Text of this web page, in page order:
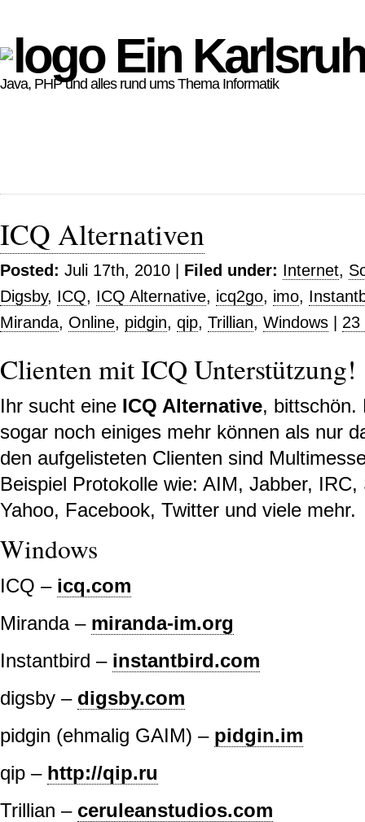
Ein
Java, PHP und alles rund ums Thema Informatik
ICQ Alternativen
Posted: Juli 17th, 2010 | Filed under: Internet,
Digsby, ICQ, ICQ Alternative, icq2go, imo,
Miranda, Online, pidgin, qip, Trillian, Windows 23
Clienten mit ICQ Unterstützung!
Ihr sucht eine ICQ Alternative, bittschön.
sogar noch einiges mehr können als nur
den aufgelisteten Clienten sind
Beispiel Protokolle wie: AIM, Jabber,
Yahoo, Facebook, Twitter und viele mehr.
Windows
ICQ – icq.com
Miranda – miranda-im.org
Instantbird – instantbird.com
digsby – digsby.com
pidgin (ehmalig GAIM) – pidgin.im
qip – http://qip.ru
Trillian – ceruleanstudios.com